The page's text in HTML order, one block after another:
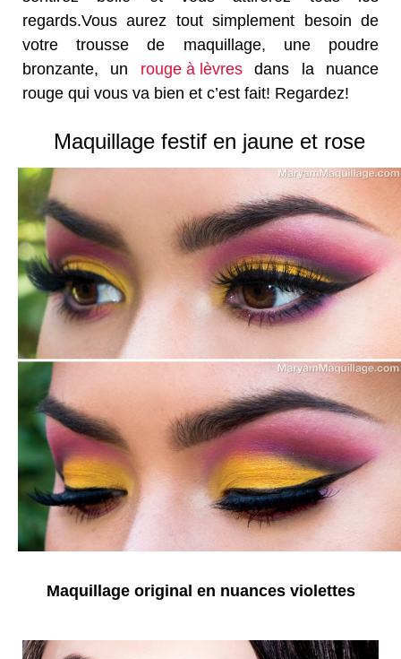
regards.Vous aurez tout simplement besoin de
votre trousse de maquillage, une poudre
bronzante, un rouge à lèvresdans la nuance
rouge qui vous va bien et c’est fait! Regardez!
Maquillage festif en jaune et rose
Maquillage original en nuances violettes